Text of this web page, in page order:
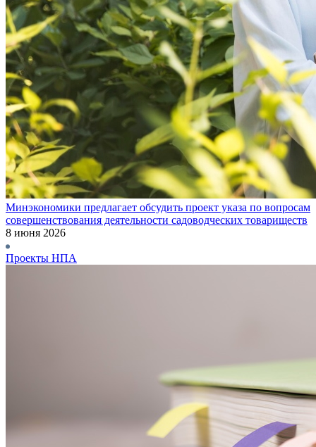
Минэкономики предлагает обсудить проект указа по вопросам
совершенствования деятельности садоводческих товариществ
8 июня 2026
Проекты НПА